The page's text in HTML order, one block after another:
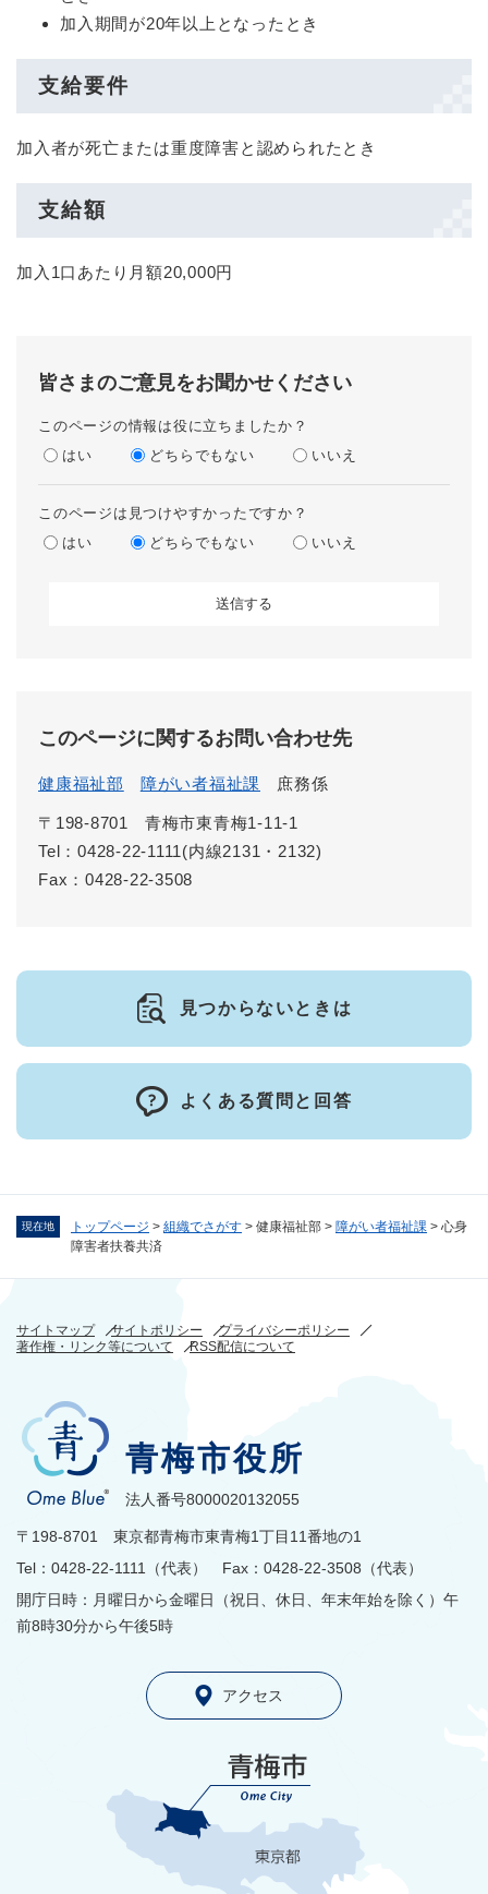
現在地 トップページ > 組織でさがす > 健康福祉部 > 障がい者福祉課 > 心身
障害者扶養共済
加入期間が20年以上となったとき
支給要件
加入者が死亡または重度障害と認められたとき
支給額
加入1口あたり月額20,000円
皆さまのご意見をお聞かせください
このページの情報は役に立ちましたか？
はい
どちらでもない いいえ
このページは見つけやすかったですか？
はい
どちらでもない いいえ
このページに関するお問い合わせ先
健康福祉部 障がい者福祉課 庶務係
〒198-8701
青梅市東青梅1-11-1
Tel：0428-22-1111(内線2131・2132)
Fax：0428-22-3508
見つからないときは
よくある質問と回答
サイトマップ サイトポリシー
プライバシーポリシー
著作権・リンク等について
RSS配信について
青梅市役所
法人番号8000020132055
〒198-8701 東京都青梅市東青梅1丁目11番地の1
Tel：0428-22-1111（代表） Fax：0428-22-3508（代表）
開庁日時：月曜日から金曜日（祝日、休日、年末年始を除く）午
前8時30分から午後5時
アクセス